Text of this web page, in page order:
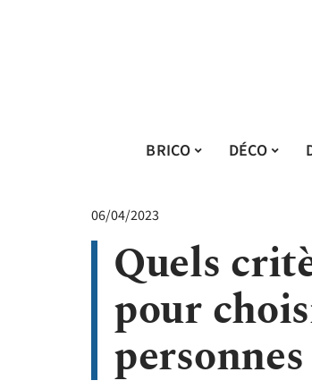
BRICO DÉCO
06/04/2023
Quels
pour
personnes